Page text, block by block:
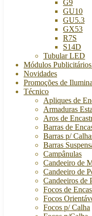
G9
GU10
GU5.3
GX53
R7S
S14D
Tubular LED
Módulos
Novidades
Promoções de
Técnico
Apliques de
Armaduras
Aros de
Barras de
Barras p/
Barras
Campânulas
Candeeiro de
Candeeiro de
Candeeiros de
Focos de
Focos
Focos p/ Calha